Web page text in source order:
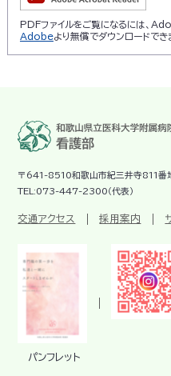
PDFファイルをご覧になるには、
Adobeより無償でダウンロードでき
〒641-8510和歌山市紀三井寺811番
TEL:073-447-2300（代表）
交通アクセス 採用案内
パンフレット